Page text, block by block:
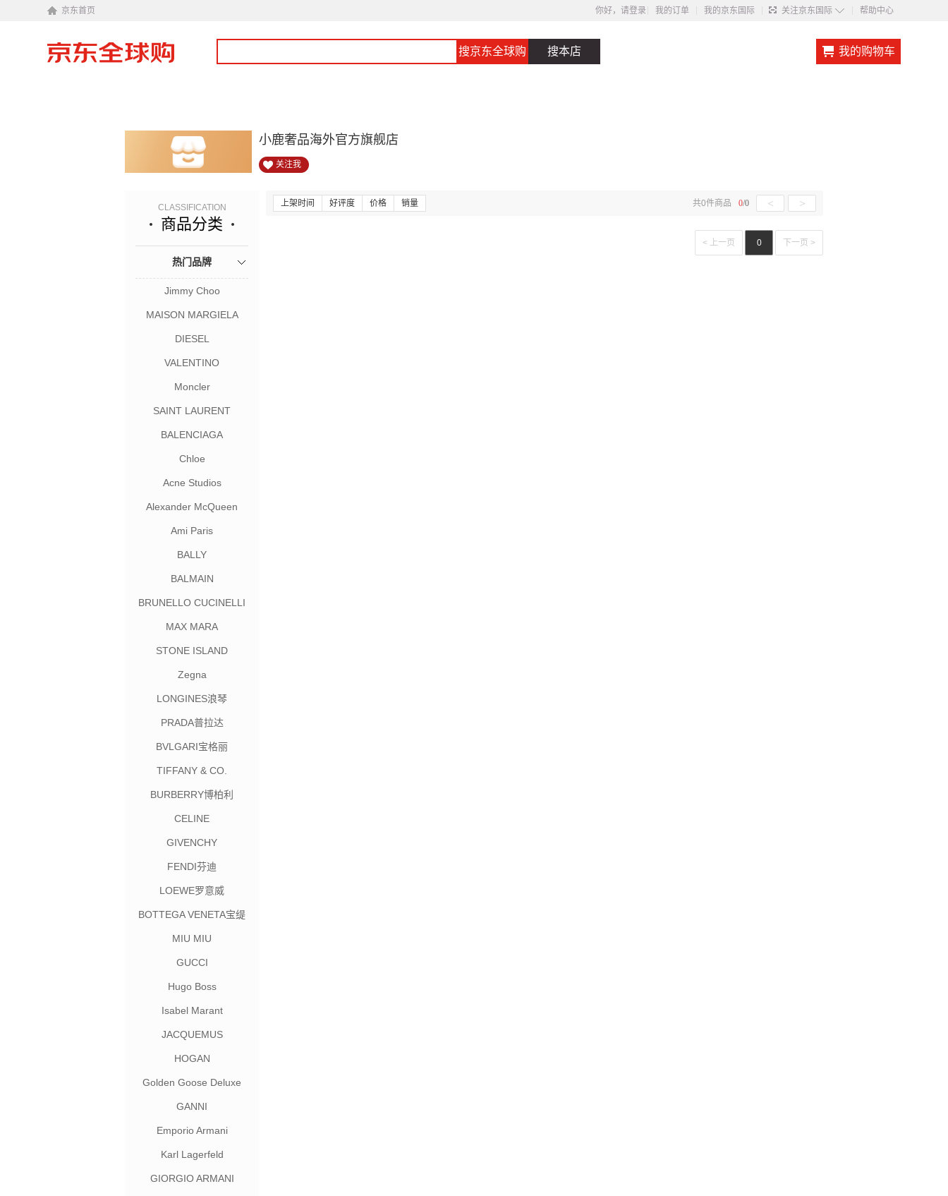
京东首页 你好，请登录 我的订单 我的京东国际 关注京东国际 ◇ 帮助中心
搜京东全球购 搜本店 我的购物车
小鹿奢品海外官方旗舰店
关注我
CLASSIFICATION
商品分类
热门品牌
Jimmy Choo
MAISON MARGIELA
DIESEL
VALENTINO
Moncler
SAINT LAURENT
BALENCIAGA
Chloe
Acne Studios
Alexander McQueen
Ami Paris
BALLY
BALMAIN
BRUNELLO CUCINELLI
MAX MARA
STONE ISLAND
Zegna
LONGINES浪琴
PRADA普拉达
BVLGARI宝格丽
TIFFANY & CO.
BURBERRY博柏利
CELINE
GIVENCHY
FENDI芬迪
LOEWE罗意威
BOTTEGA VENETA宝缇
MIU MIU
GUCCI
Hugo Boss
Isabel Marant
JACQUEMUS
HOGAN
Golden Goose Deluxe
GANNI
Emporio Armani
Karl Lagerfeld
GIORGIO ARMANI
上架时间 好评度 价格 销量 0/0 < >
共0件商品
< 上一页 0 下一页 >